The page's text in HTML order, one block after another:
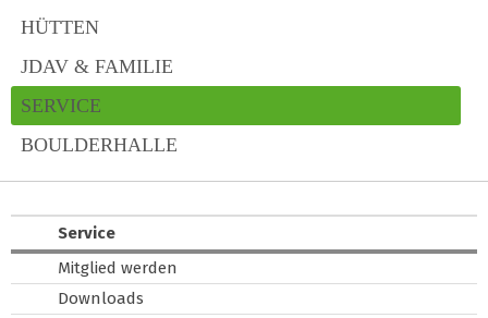
HÜTTEN
JDAV & FAMILIE
SERVICE
BOULDERHALLE
Service
Mitglied werden
Downloads